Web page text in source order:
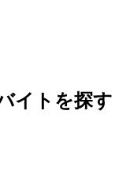
イトを探す